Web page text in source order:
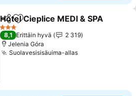
Jaa Lisää suosikkeihin
Hotel Cieplice MEDI & SPA
3 Tähtiluokitus
8,1 Erittäin hyvä
2 319
Jelenia Góra
Suolavesisisäuima-allasKatso hinnat